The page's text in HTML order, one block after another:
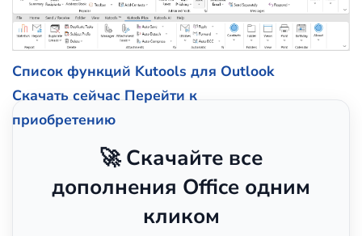
Список функций Kutools для Outlook
Скачать сейчас Перейти к
приобретению
🚀 Скачайте все
дополнения Office одним
кликом